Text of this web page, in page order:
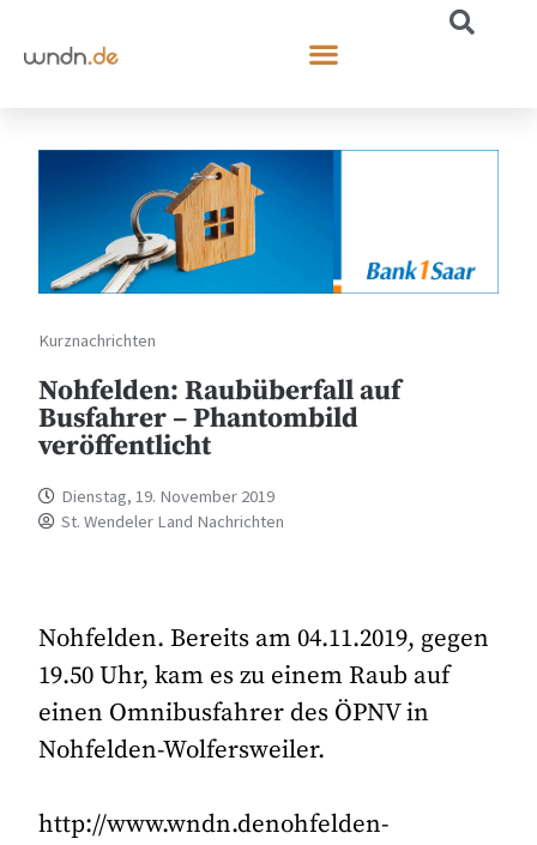
Kurznachrichten
Nohfelden: Raubüberfall auf
Busfahrer – Phantombild
veröffentlicht
Dienstag, 19. November 2019
St. Wendeler Land Nachrichten
Nohfelden. Bereits am 04.11.2019, gegen
19.50 Uhr, kam es zu einem Raub auf
einen Omnibusfahrer des ÖPNV in
Nohfelden-Wolfersweiler.
http://www.wndn.denohfelden-